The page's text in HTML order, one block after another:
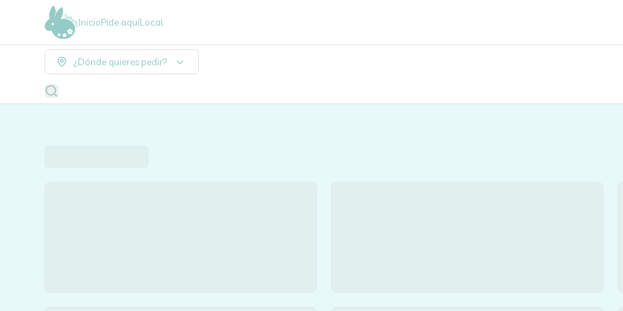
InicioPide aquíLocal
¿Dónde quieres pedir?